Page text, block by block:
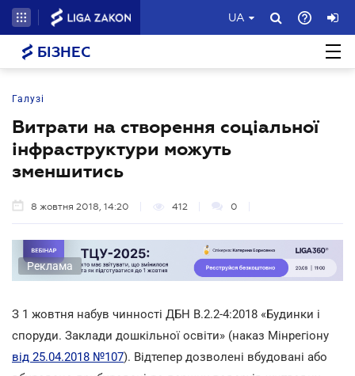
UA
БІЗНЕС
Галузі
Витрати на створення соціальної
інфраструктури можуть
зменшитись
8 жовтня 2018, 14:20 412 0
Реклама
З 1 жовтня набув чинності ДБН В.2.2-4:2018 «Будинки і
споруди. Заклади дошкільної освіти» (наказ Мінрегіону
від 25.04.2018 №107). Відтепер дозволені вбудовані або